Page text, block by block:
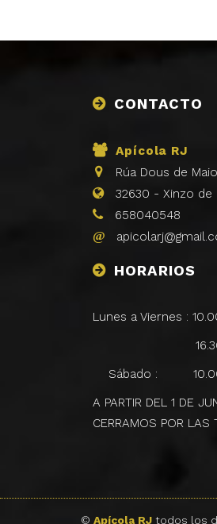
CONTACTO
Apícola RJ
Rúa Dous de
32630 - Xinzo de
658040548
HORARIOS
Lunes a Viernes :
16.30 a
Sábado : 10.00
A PARTIR DEL 1 DE
CERRAMOS POR LAS
© Apícola RJ todos los